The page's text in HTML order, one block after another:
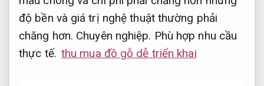
độ bền và giá trị nghệ thuật thường phải
chăng hơn. Chuyên nghiệp. Phù hợp nhu cầu
thực tế. thu mua đồ gỗ dễ triển khai